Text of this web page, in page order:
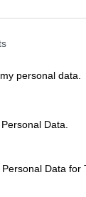
personal data.
Data.
Data for
"Κόsμος"
του
υπέρυθρη
σε ένα
και της
των